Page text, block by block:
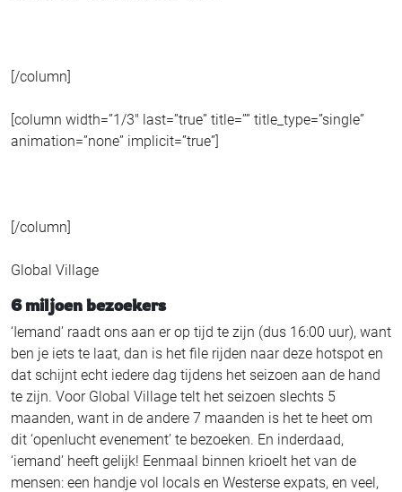
[/column]
[column width=”1/3″ last=”true” title=”” title_type=”single”
animation=”none” implicit=”true”]
[/column]
Global Village
6 miljoen bezoekers
‘Iemand’ raadt ons aan er op tijd te zijn (dus 16:00 uur), want
ben je iets te laat, dan is het file rijden naar deze hotspot en
dat schijnt echt iedere dag tijdens het seizoen aan de hand
te zijn. Voor Global Village telt het seizoen slechts 5
maanden, want in de andere 7 maanden is het te heet om
dit ‘openlucht evenement’ te bezoeken. En inderdaad,
‘iemand’ heeft gelijk! Eenmaal binnen krioelt het van de
mensen: een handje vol locals en Westerse expats, en veel,